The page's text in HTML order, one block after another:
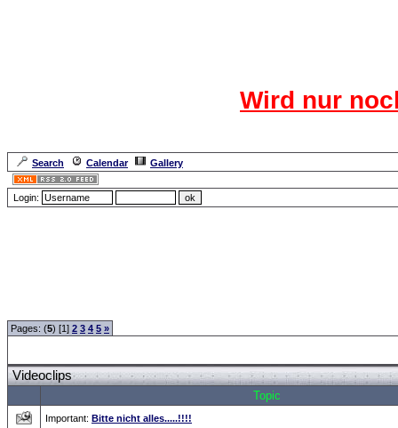
Wird nur
Search Calendar
Gallery
Login:
Pages: (5) [1] 2 3 4 5 »
Videoclips
Topic
Important: Bitte nicht alles.....!!!!